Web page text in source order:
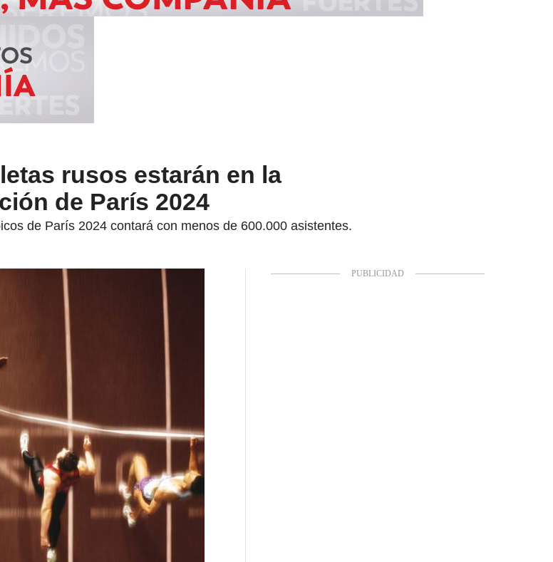
rusos estarán en la
de París 2024
de París 2024 contará con menos de 600.000 asistentes.